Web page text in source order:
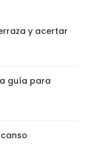
y acertar
guía para